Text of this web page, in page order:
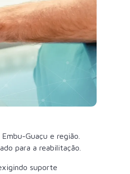
Guaçu e região.
para a reabilitação.
suporte